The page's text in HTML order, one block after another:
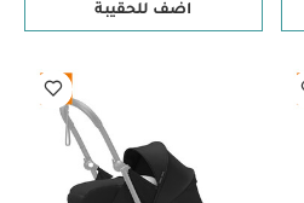
اضف للحقيبة